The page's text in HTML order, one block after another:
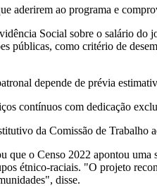
aderirem ao programa e
Social sobre o salário do
públicas, como critério de
depende de prévia
contínuos com dedicação
da Comissão de
o Censo 2022 apontou
étnico-raciais. "O projeto
disse.